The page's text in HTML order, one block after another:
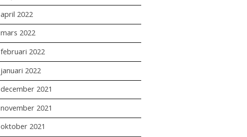
april 2022
mars 2022
februari 2022
januari 2022
december 2021
november 2021
oktober 2021